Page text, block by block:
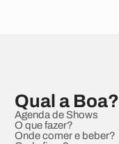
Qual a Boa?
Agenda de Shows
O que fazer?
Onde comer e beber?